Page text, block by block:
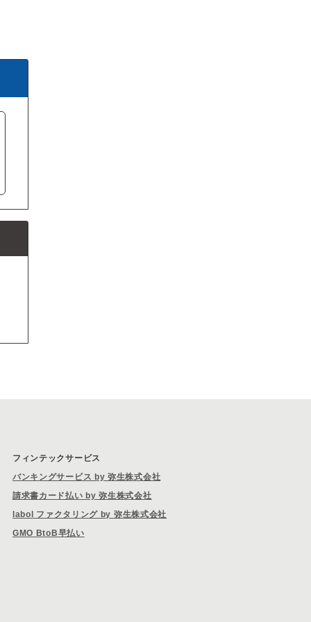
フィンテックサービス
バンキングサービス by 弥生株式会社
請求書カード払い by 弥生株式会社
labol ファクタリング by 弥生株式会社
GMO BtoB早払い